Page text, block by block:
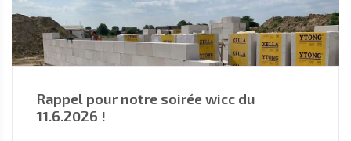
Rappel pour notre soirée wicc du
11.6.2026 !